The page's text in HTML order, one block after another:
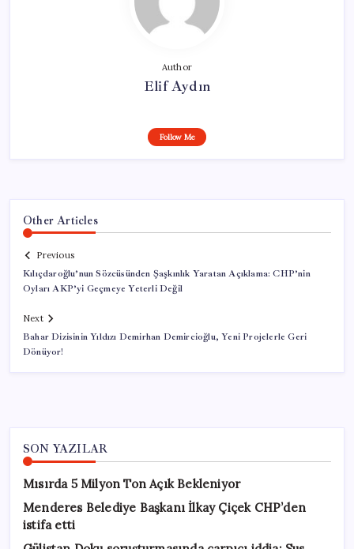
Author
Elif Aydın
Follow Me
Other Articles
Previous
Kılıçdaroğlu’nun Sözcüsünden Şaşkınlık Yaratan Açıklama: CHP’nin
Oyları AKP’yi Geçmeye Yeterli Değil
Next
Bahar Dizisinin Yıldızı Demirhan Demircioğlu, Yeni Projelerle Geri
Dönüyor!
SON YAZILAR
Mısırda 5 Milyon Ton Açık Bekleniyor
Menderes Belediye Başkanı İlkay Çiçek CHP’den
istifa etti